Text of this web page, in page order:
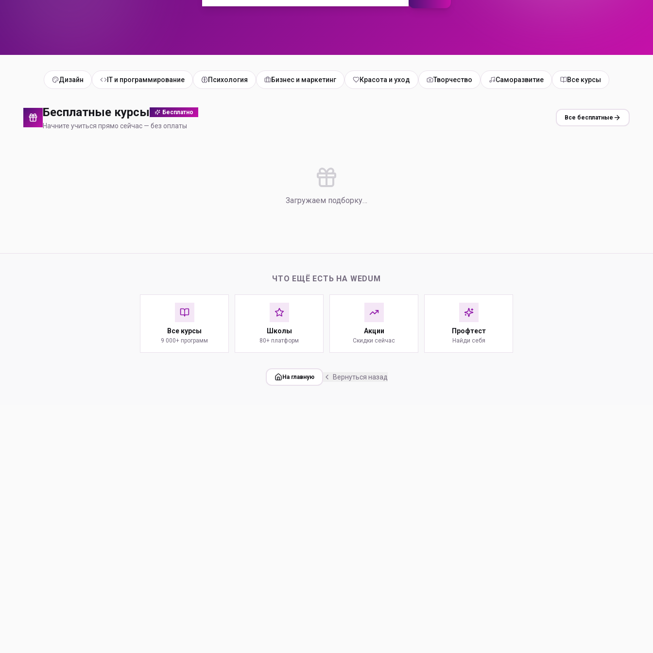
Дизайн IT и программирование Психология Бизнес и маркетинг Красота и уход Творчество Саморазвитие Все курсы
Бесплатные курсы Бесплатно
Начните учиться прямо сейчас — без оплаты
Все бесплатные
Загружаем подборку…
ЧТО ЕЩЁ ЕСТЬ НА WEDUM
Все курсы
9 000+ программ
Школы
80+ платформ
Акции
Скидки сейчас
Профтест
Найди себя
На главную Вернуться назад